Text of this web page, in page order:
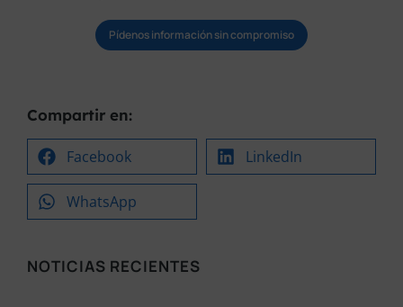
Pídenos información sin compromiso
Compartir en:
Facebook LinkedIn
WhatsApp
NOTICIAS RECIENTES